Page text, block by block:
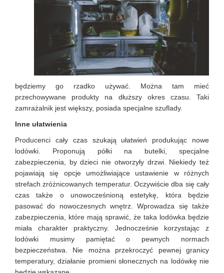
będziemy go rzadko używać. Można tam mieć
przechowywane produkty na dłuższy okres czasu. Taki
zamrażalnik jest większy, posiada specjalne szuflady.
Inne ułatwienia
Producenci cały czas szukają ułatwień produkując nowe
lodówki. Proponują półki na butelki, specjalne
zabezpieczenia, by dzieci nie otworzyły drzwi. Niekiedy też
pojawiają się opcje umożliwiające ustawienie w różnych
strefach zróżnicowanych temperatur. Oczywiście dba się cały
czas także o unowocześnioną estetykę, która będzie
pasować do nowoczesnych wnętrz. Wprowadza się także
zabezpieczenia, które mają sprawić, że taka lodówka będzie
miała charakter praktyczny. Jednocześnie korzystając z
lodówki musimy pamiętać o pewnych normach
bezpieczeństwa. Nie można przekroczyć pewnej granicy
temperatury, działanie promieni słonecznych na lodówkę nie